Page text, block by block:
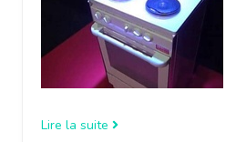
Lire la suite